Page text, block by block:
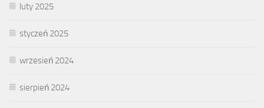
luty 2025
styczeń 2025
wrzesień 2024
sierpień 2024